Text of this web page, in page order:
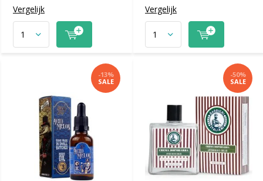
Vergelijk Vergelijk
-13%
SALE
-50%
SALE